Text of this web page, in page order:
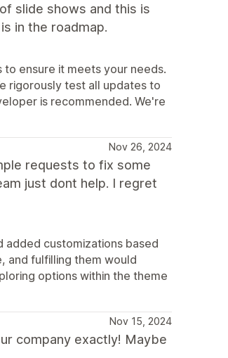
slide shows and this is
in the roadmap.
ensure it meets your needs.
rigorously test all updates to
is recommended. We're
Nov 26, 2024
requests to fix some
just dont help. I regret
added customizations based
and fulfilling them would
options within the theme
Nov 15, 2024
company exactly! Maybe